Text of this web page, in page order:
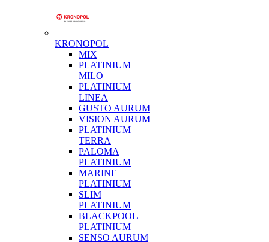
KRONOPOL
MIX
PLATINIUM
MILO
PLATINIUM
LINEA
GUSTO AURUM
VISION AURUM
PLATINIUM
TERRA
PALOMA
PLATINIUM
MARINE
PLATINIUM
SLIM
PLATINIUM
BLACKPOOL
PLATINIUM
SENSO AURUM